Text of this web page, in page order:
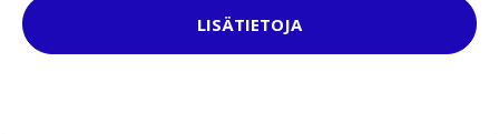
LISÄTIETOJA